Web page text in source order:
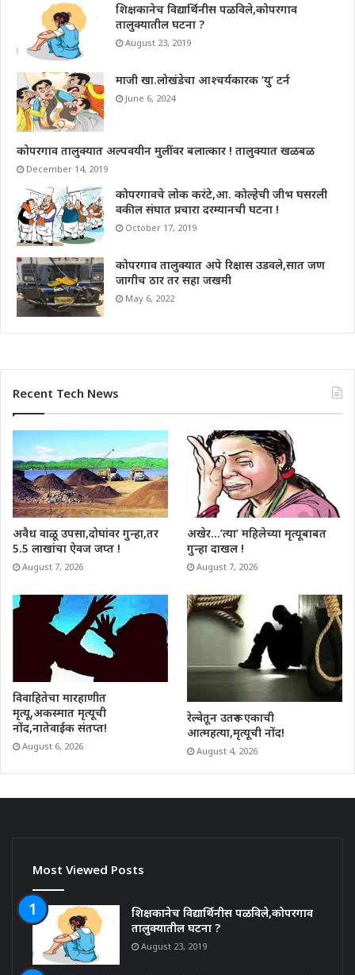
शिक्षकानेच विद्यार्थिनीस पळविले,कोपरगाव
तालुक्यातील घटना ?
August 23, 2019
माजी खा.लोखंडेचा आश्चर्यकारक ‘यु’ टर्न
June 6, 2024
कोपरगाव तालुक्यात अल्पवयीन मुलींवर बलात्कार ! तालुक्यात खळबळ
December 14, 2019
कोपरगावचे लोक करंटे,आ. कोल्हेची जीभ घसरली
वकील संघात प्रचारा दरम्यानची घटना !
October 17, 2019
कोपरगाव तालुक्यात अपे रिक्षास उडवले,सात जण
जागीच ठार तर सहा जखमी
May 6, 2022
Recent Tech News
अवैध वाळू उपसा,दोघांवर गुन्हा,तर
5.5 लाखांचा ऐवज जप्त !
August 7, 2026
अखेर…’त्या’ महिलेच्या मृत्यूबाबत
गुन्हा दाखल !
August 7, 2026
विवाहितेचा मारहाणीत
मृत्यू,अकस्मात मृत्यूची
नोंद,नातेवाईक संतप्त!
August 6, 2026
रेल्वेतून उतरून एकाची
आत्महत्या,मृत्यूची नोंद!
August 4, 2026
Most Viewed Posts
शिक्षकानेच विद्यार्थिनीस पळविले,कोपरगाव
तालुक्यातील घटना ?
August 23, 2019